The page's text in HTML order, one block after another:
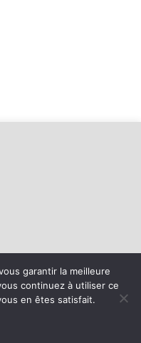
| Site internet réalisé par
garantir la meilleure
continuez à utiliser ce
en êtes satisfait.